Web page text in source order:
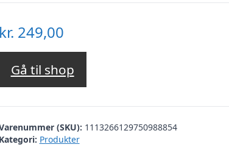
kr. 249,00
Gå til shop
(SKU): 1113266129750988854
Kategori: Produkter